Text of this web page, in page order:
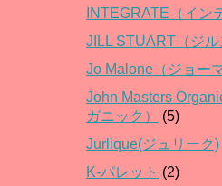
INTEGRATE（イン
JILL STUART（ジル
Jo Malone（ジョー
John Masters
ガニック）
(5)
Jurlique(ジュリーク)
K-パレット (2)